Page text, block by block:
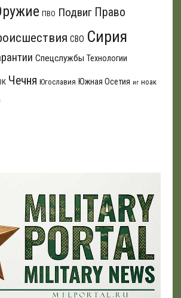
ПВО Подвиг Право
СВО Сирия
Спецслужбы Технологии
Чечня Югославия Южная Осетия иг ноак